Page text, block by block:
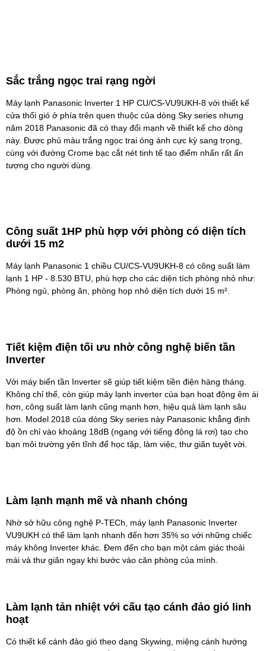
Sắc trắng ngọc trai rạng ngời
Máy lạnh Panasonic Inverter 1 HP CU/CS-VU9UKH-8 với thiết kế
cửa thổi gió ở phía trên quen thuộc của dòng Sky series nhưng
năm 2018 Panasonic đã có thay đổi mạnh về thiết kế cho dòng
này. Được phủ màu trắng ngọc trai óng ánh cực kỳ sang trọng,
cùng với đường Crome bạc cắt nét tinh tế tạo điểm nhấn rất ấn
tượng cho người dùng.
Công suất 1HP phù hợp với phòng có diện tích
dưới 15 m2
Máy lạnh Panasonic 1 chiều CU/CS-VU9UKH-8 có công suất làm
lạnh 1 HP - 8.530 BTU, phù hợp cho các diện tích phòng nhỏ như:
Phòng ngủ, phòng ăn, phòng họp nhỏ diện tích dưới 15 m².
Tiết kiệm điện tối ưu nhờ công nghệ biến tần
Inverter
Với máy biến tần Inverter sẽ giúp tiết kiệm tiền điện hàng tháng.
Không chỉ thế, còn giúp máy lạnh inverter của bạn hoạt động êm ái
hơn, công suất làm lạnh cũng mạnh hơn, hiệu quả làm lạnh sâu
hơn. Model 2018 của dòng Sky series này Panasonic khẳng định
độ ồn chỉ vào khoảng 18dB (ngang với tiếng động lá rơi) tạo cho
bạn môi trường yên tĩnh để học tập, làm việc, thư giãn tuyệt vời.
Làm lạnh mạnh mẽ và nhanh chóng
Nhờ sở hữu công nghệ P-TECh, máy lạnh Panasonic Inverter
VU9UKH có thể làm lạnh nhanh đến hơn 35% so với những chiếc
máy không Inverter khác. Đem đến cho bạn một cảm giác thoải
mái và thư giãn ngay khi bước vào căn phòng của mình.
Làm lạnh tản nhiệt với cấu tạo cánh đảo gió linh
hoạt
Có thiết kế cánh đảo gió theo dạng Skywing, miệng cánh hướng